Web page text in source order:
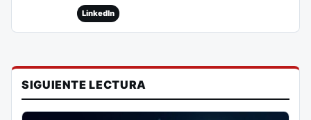
LinkedIn
SIGUIENTE LECTURA